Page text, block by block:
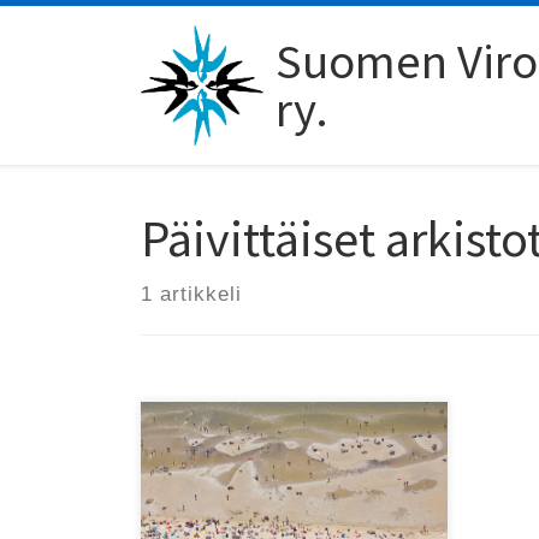
Suomen
ry.
Päivittäiset
1 artikkeli
SVYL pääsi toukokuussa Visit
Estonian Malle Kolnesin johdolla
virtuaalimatkalle Viroon. Matka
alkoi Tallinnasta ja jatkui Itä-